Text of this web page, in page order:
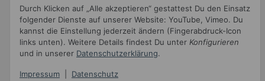
Durch Klicken auf „Alle akzeptieren“ gestattest Du den Einsatz
folgender Dienste auf unserer Website: YouTube, Vimeo. Du
kannst die Einstellung jederzeit ändern (Fingerabdruck-Icon
links unten). Weitere Details findest Du unter Konfigurieren
und in unserer Datenschutzerklärung.
Impressum Datenschutz